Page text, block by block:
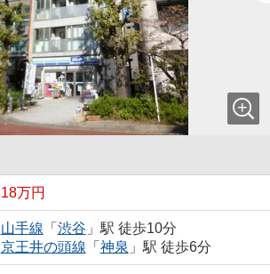
18万円
山手線 「 渋谷 」駅 徒歩10分
京王井の頭線 「 神泉 」駅 徒歩6分